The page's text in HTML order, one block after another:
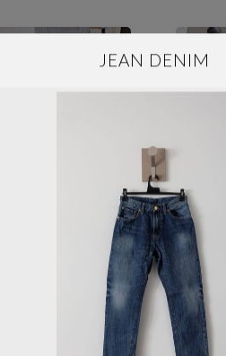
JEAN DENIM
le 30 avr. 2023 robe & jupe